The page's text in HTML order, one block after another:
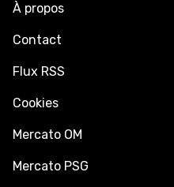
À propos
Contact
Flux RSS
Cookies
Mercato OM
Mercato PSG